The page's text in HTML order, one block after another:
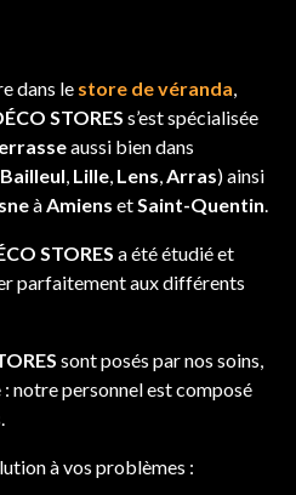
dans le store de véranda,
STORES s’est spécialisée
aussi bien dans
Bailleul, Lille, Lens,Arras) ainsi
àAmiens etSaint-Quentin.
STORES a été étudié et
parfaitement aux différents
sont posés par nos soins,
notre personnel est composé
à vos problèmes :